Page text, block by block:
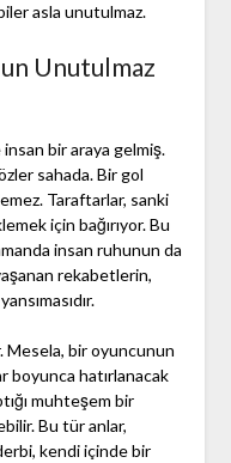
asla unutulmaz.
Unutulmaz
bir araya gelmiş.
sahada. Bir gol
Taraftarlar, sanki
için bağırıyor. Bu
insan ruhunun da
rekabetlerin,
bir oyuncunun
boyunca hatırlanacak
muhteşem bir
Bu tür anlar,
kendi içinde bir